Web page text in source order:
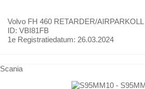
Volvo FH 460 RETARDER/AIRPARKOLL
ID: VBI81FB
1e Registratiedatum: 26.03.2024
Scania